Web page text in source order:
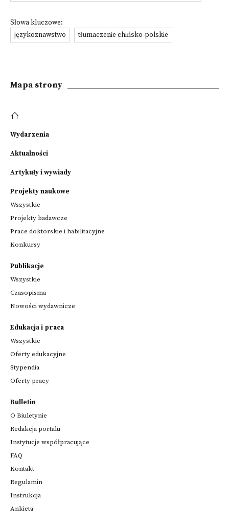
Słowa kluczowe:
językoznawstwo
tłumaczenie chińsko-polskie
Mapa strony
Wydarzenia
Aktualności
Artykuły i wywiady
Projekty naukowe
Wszystkie
Projekty badawcze
Prace doktorskie i habilitacyjne
Konkursy
Publikacje
Wszystkie
Czasopisma
Nowości wydawnicze
Edukacja i praca
Wszystkie
Oferty edukacyjne
Stypendia
Oferty pracy
Bulletin
O Biuletynie
Redakcja portalu
Instytucje współpracujące
FAQ
Kontakt
Regulamin
Instrukcja
Ankieta